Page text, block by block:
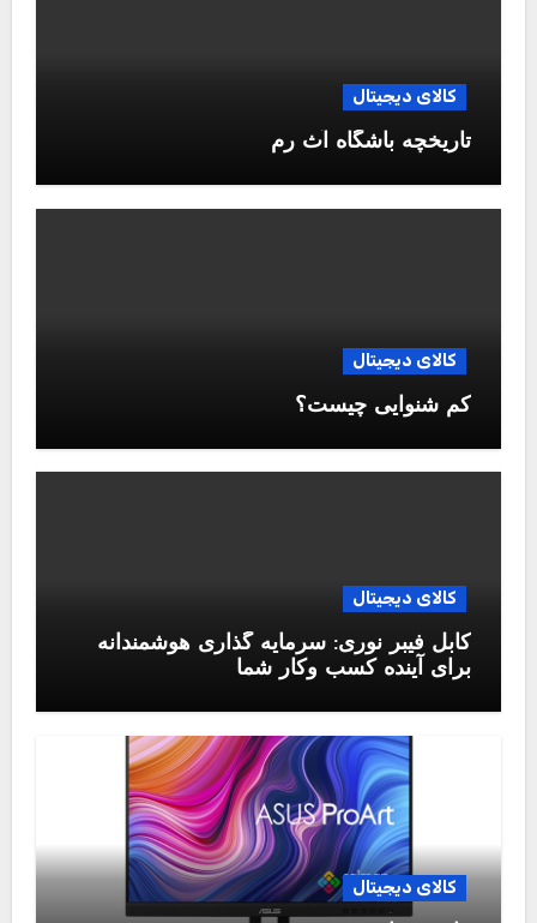
کالای دیجیتال
تاریخچه باشگاه آث رم
کالای دیجیتال
کم شنوایی چیست؟
کالای دیجیتال
کابل فیبر نوری: سرمایه گذاری هوشمندانه
برای آینده کسب وکار شما
کالای دیجیتال